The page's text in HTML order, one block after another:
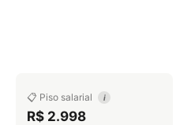
📋 Piso salarial i
R$ 2.998